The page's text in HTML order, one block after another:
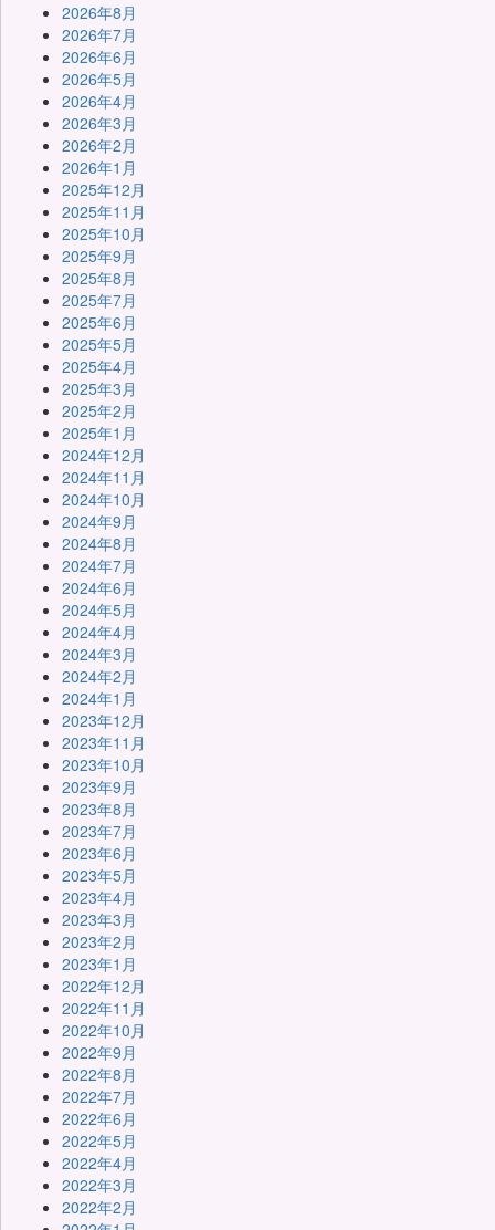
2026年8月
2026年7月
2026年6月
2026年5月
2026年4月
2026年3月
2026年2月
2026年1月
2025年12月
2025年11月
2025年10月
2025年9月
2025年8月
2025年7月
2025年6月
2025年5月
2025年4月
2025年3月
2025年2月
2025年1月
2024年12月
2024年11月
2024年10月
2024年9月
2024年8月
2024年7月
2024年6月
2024年5月
2024年4月
2024年3月
2024年2月
2024年1月
2023年12月
2023年11月
2023年10月
2023年9月
2023年8月
2023年7月
2023年6月
2023年5月
2023年4月
2023年3月
2023年2月
2023年1月
2022年12月
2022年11月
2022年10月
2022年9月
2022年8月
2022年7月
2022年6月
2022年5月
2022年4月
2022年3月
2022年2月